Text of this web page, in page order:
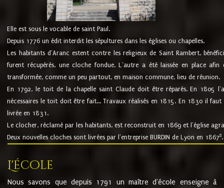
Elle est sous le vocable de saint Paul.
Depuis 1776 un édit interdit les sépultures dans les églises ou chapelles.
Les habitants d'Aranc estent contre les religieux de Saint Rambert,
furent récupérés, une cloche fondue. L'autre a été laissée en place
transformée, comme un peu partout, en maison commune, lieu de réunion.
En 1792, le toit de la chapelle saint Claude doit être réparés. En 1805
nécessaires le toit doit être fait... Travaux réalisés en 1815. En 1830 il
livrée en 1831.
Le clocher, réclamé par les habitants, est reconstruit en 1869 et l'église
Deux nouvelles cloches sont livrées par l'entreprise BURDIN de Lyon en 18678.
L'école
Nous savons que depuis 1791 un maître d'école enseigne à